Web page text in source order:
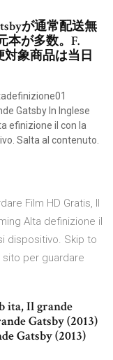
が通常配送無
本が多数。F.
対象商品は当日
Gatsby In Inglese
efinizione il con la
Salta al contenuto.
Film HD Gratis, Il
Alta definizione il
dispositivo. Skip to
sito per guardare
ita, Il grande
Gatsby (2013)
Gatsby (2013)